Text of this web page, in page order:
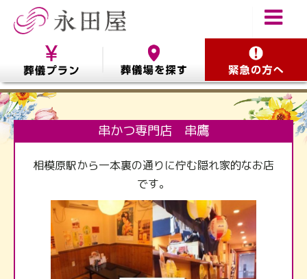
串かつ専門店 串鷹
相模原駅から一本裏の通りに佇む隠れ家的なお店
です。